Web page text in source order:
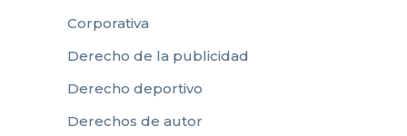
Corporativa
Derecho de la publicidad
Derecho deportivo
Derechos de autor